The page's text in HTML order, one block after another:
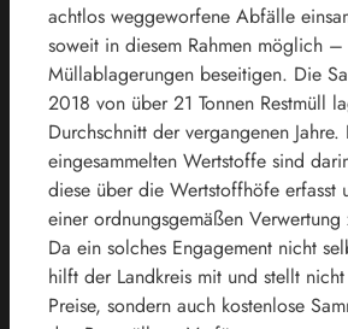
achtlos weggeworfene Abfälle
soweit in diesem Rahmen möglich
Müllablagerungen beseitigen. Die
2018 von über 21 Tonnen Restmüll
Durchschnitt der vergangenen
eingesammelten Wertstoffe sind
diese über die Wertstoffhöfe erfasst
einer ordnungsgemäßen
Da ein solches Engagement nicht
hilft der Landkreis mit und stellt
Preise, sondern auch kostenlose